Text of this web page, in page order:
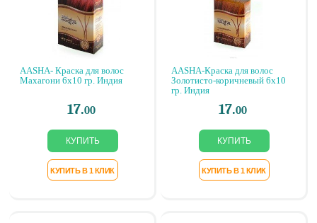
AASHA- Краска для волос
Махагони 6х10 гр. Индия
17.00
AASHA-Краска для волос
Золотисто-коричневый 6х10
гр. Индия
17.00